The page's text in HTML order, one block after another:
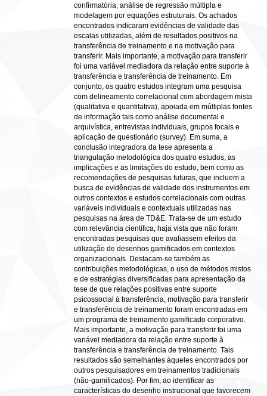
confirmatória, análise de regressão múltipla e
modelagem por equações estruturais. Os achados
encontrados indicaram evidências de validade das
escalas utilizadas, além de resultados positivos na
transferência de treinamento e na motivação para
transferir. Mais importante, a motivação para transferir
foi uma variável mediadora da relação entre suporte à
transferência e transferência de treinamento. Em
conjunto, os quatro estudos integram uma pesquisa
com delineamento correlacional com abordagem mista
(qualitativa e quantitativa), apoiada em múltiplas fontes
de informação tais como análise documental e
arquivística, entrevistas individuais, grupos focais e
aplicação de questionário (survey). Em suma, a
conclusão integradora da tese apresenta a
triangulação metodológica dos quatro estudos, as
implicações e as limitações do estudo, bem como as
recomendações de pesquisas futuras, que incluem a
busca de evidências de validade dos instrumentos em
outros contextos e estudos correlacionais com outras
variáveis individuais e contextuais utilizadas nas
pesquisas na área de TD&E. Trata-se de um estudo
com relevância científica, haja vista que não foram
encontradas pesquisas que avaliassem efeitos da
utilização de desenhos gamificados em contextos
organizacionais. Destacam-se também as
contribuições metodológicas, o uso de métodos mistos
e de estratégias diversificadas para apresentação da
tese de que relações positivas entre suporte
psicossocial à transferência, motivação para transferir
e transferência de treinamento foram encontradas em
um programa de treinamento gamificado corporativo.
Mais importante, a motivação para transferir foi uma
variável mediadora da relação entre suporte à
transferência e transferência de treinamento. Tais
resultados são semelhantes àqueles encontrados por
outros pesquisadores em treinamentos tradicionais
(não-gamificados). Por fim, ao identificar as
características do desenho instrucional que favorecem